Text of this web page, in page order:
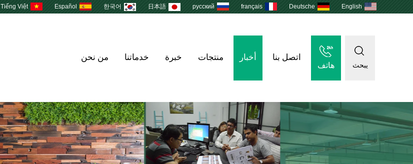
English
Deutsche
français
русский
日本語
한국어
Español
Tiếng Việt
من نحن خدماتنا خبرة منتجات أخبار اتصل بنا
هاتف يبحث